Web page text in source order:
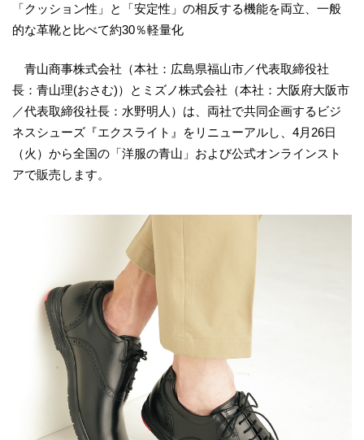
「クッション性」と「安定性」の相反する機能を両立、一般
的な革靴と比べて約30％軽量化
青山商事株式会社（本社：広島県福山市／代表取締役社
長：青山理(おさむ)）とミズノ株式会社（本社：大阪府大阪市
／代表取締役社長：水野明人）は、両社で共同企画するビジ
ネスシューズ『エクスライト』をリニューアルし、4月26日
（火）から全国の「洋服の青山」および公式オンラインスト
アで販売します。